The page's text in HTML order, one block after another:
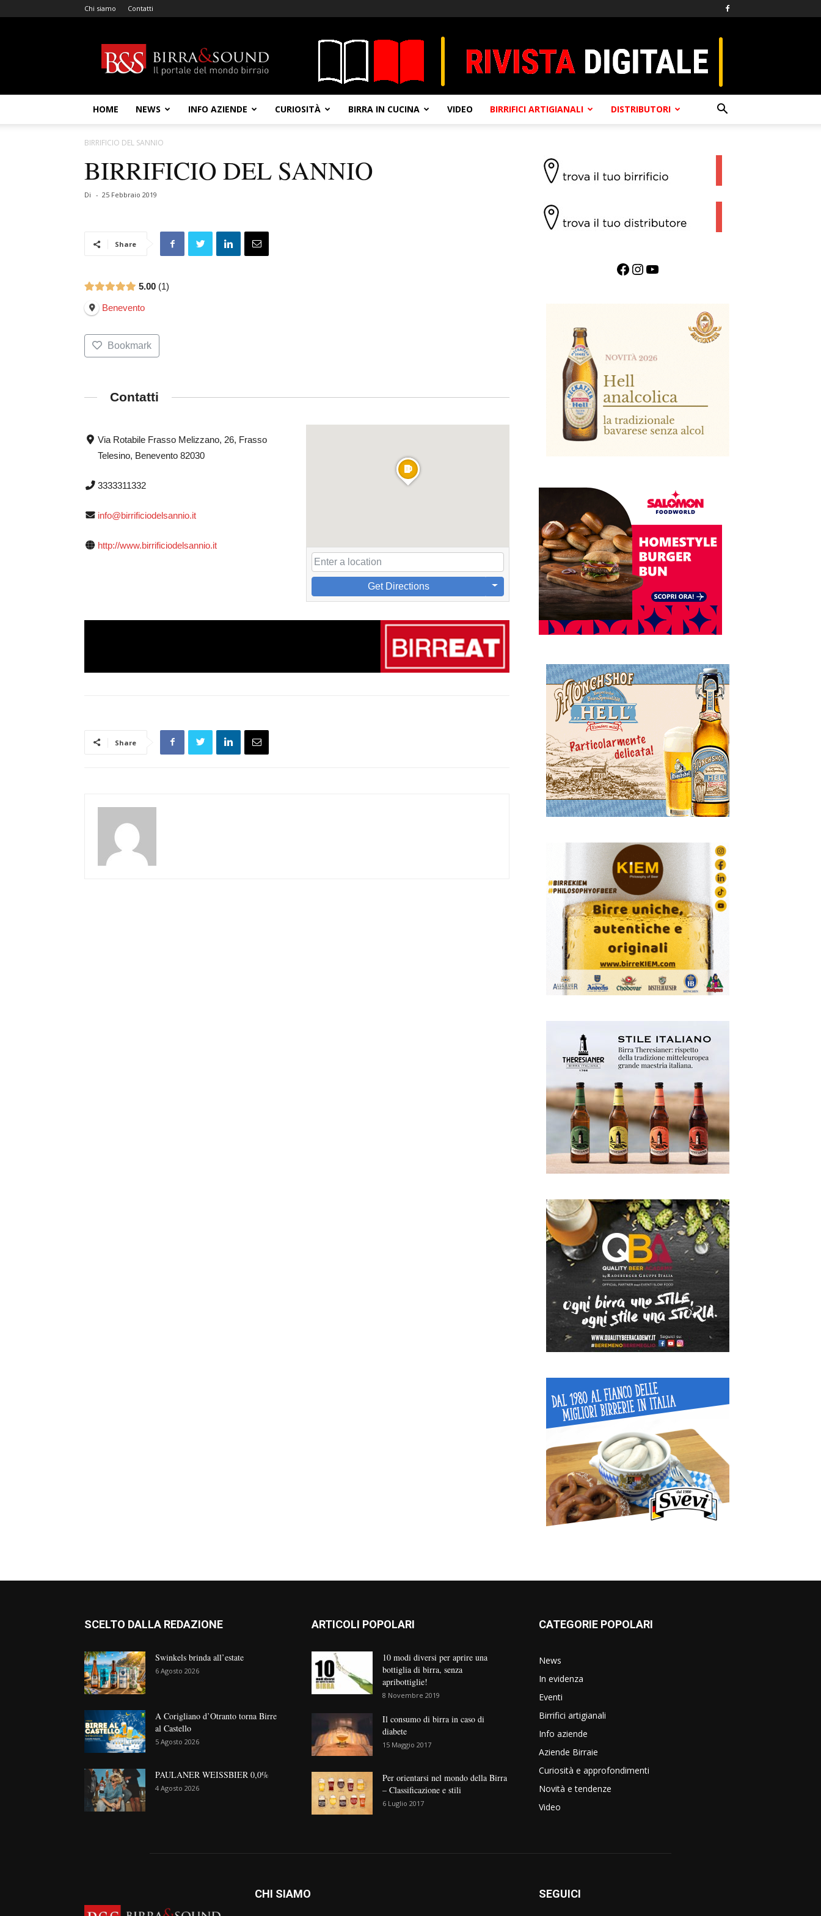
Chi siamo Contatti
&
Sound
HOME NEWS INFO AZIENDE CURIOSITÀ BIRRA IN CUCINA VIDEO BIRRIFICI ARTIGIANALI DISTRIBUTORI
BIRRIFICIO DEL SANNIO
BIRRIFICIO DEL SANNIO
Di - 25 Febbraio 2019
Share
5.00 1
Benevento
Bookmark
Contatti
Via Rotabile Frasso Melizzano, 26, Frasso
Telesino, Benevento 82030
3333311332
info@birrificiodelsannio.it
http://www.birrificiodelsannio.it
Get Directions
Share
Facebook InstagramYouTube
SCELTO DALLA REDAZIONE
Swinkels brinda all’estate
6 Agosto 2026
A Corigliano d’Otranto torna Birre
al Castello
5 Agosto 2026
PAULANER WEISSBIER 0,0%
4 Agosto 2026
ARTICOLI POPOLARI
10 modi diversi per aprire una
bottiglia di birra, senza
apribottiglie!
8 Novembre 2019
Il consumo di birra in caso di
diabete
15 Maggio 2017
Per orientarsi nel mondo della Birra
– Classificazione e stili
6 Luglio 2017
CATEGORIE POPOLARI
News
In evidenza
Eventi
Birrifici artigianali
Info aziende
Aziende Birraie
Curiosità e approfondimenti
Novità e tendenze
Video
CHI SIAMO SEGUICI